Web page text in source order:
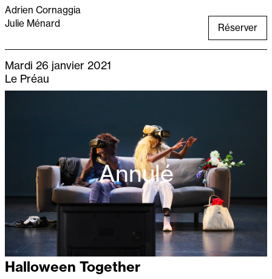
Adrien Cornaggia
Julie Ménard
Réserver
Mardi 26 janvier 2021
Le Préau
Annulé
Halloween Together